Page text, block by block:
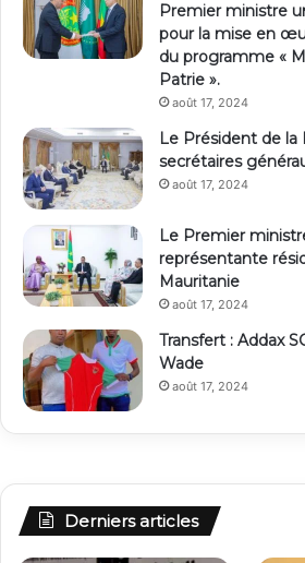
Premier ministre
pour la mise en
du programme «
Patrie ».
août 17, 2024
Le Président de
secrétaires
août 17, 2024
Le Premier
représentante
Mauritanie
août 17, 2024
Transfert : Addax
Wade
août 17, 2024
Derniers articles